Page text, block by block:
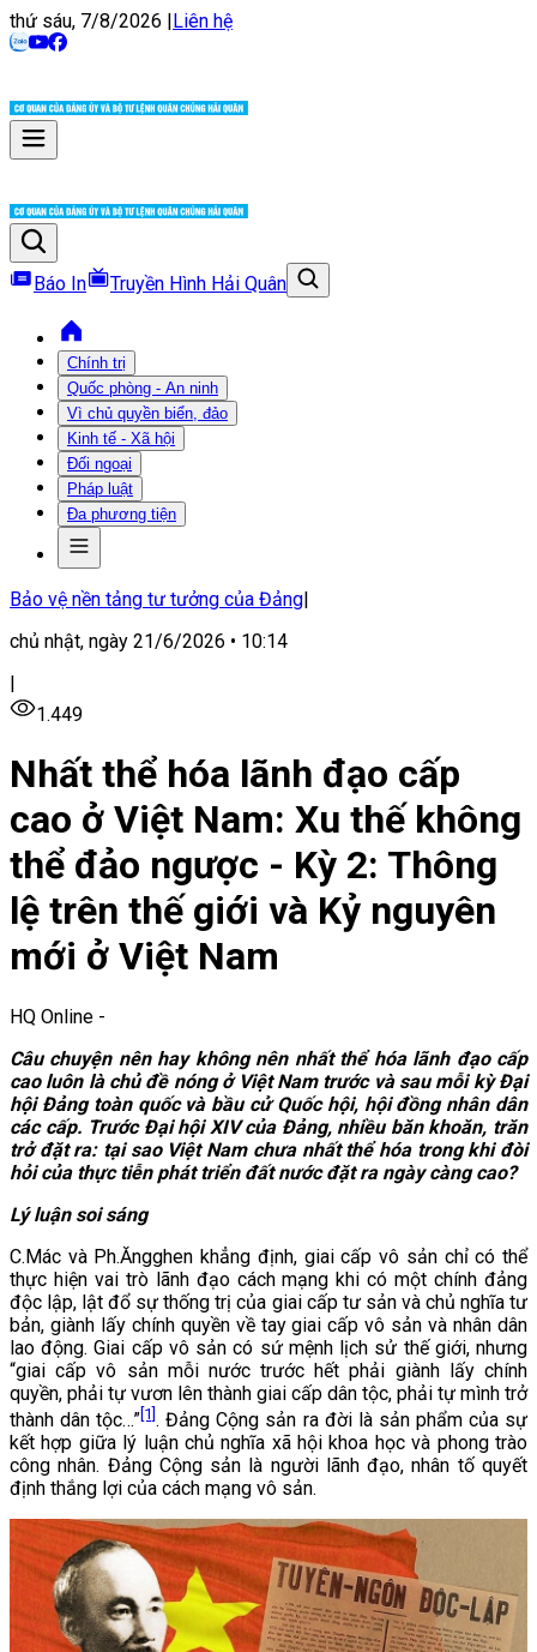
thứ sáu, 7/8/2026 |Liên hệ
Báo In Truyền Hình Hải Quân
Chính trị
Quốc phòng - An ninh
Vì chủ quyền biển, đảo
Kinh tế - Xã hội
Đối ngoại
Pháp luật
Đa phương tiện
Bảo vệ nền tảng tư tưởng của Đảng|
chủ nhật, ngày 21/6/2026 • 10:14
|
1.449
Nhất thể hóa lãnh đạo cấp
cao ở Việt Nam: Xu thế không
thể đảo ngược - Kỳ 2: Thông
lệ trên thế giới và Kỷ nguyên
mới ở Việt Nam
HQ Online -
Câu chuyện nên hay không nên nhất thể hóa lãnh đạo cấp
cao luôn là chủ đề nóng ở Việt Nam trước và sau mỗi kỳ Đại
hội Đảng toàn quốc và bầu cử Quốc hội, hội đồng nhân dân
các cấp. Trước Đại hội XIV của Đảng, nhiều băn khoăn, trăn
trở đặt ra: tại sao Việt Nam chưa nhất thể hóa trong khi đòi
hỏi của thực tiễn phát triển đất nước đặt ra ngày càng cao?
Lý luận soi sáng
C.Mác và Ph.Ăngghen khẳng định, giai cấp vô sản chỉ có thể
thực hiện vai trò lãnh đạo cách mạng khi có một chính đảng
độc lập, lật đổ sự thống trị của giai cấp tư sản và chủ nghĩa tư
bản, giành lấy chính quyền về tay giai cấp vô sản và nhân dân
lao động. Giai cấp vô sản có sứ mệnh lịch sử thế giới, nhưng
“giai cấp vô sản mỗi nước trước hết phải giành lấy chính
quyền, phải tự vươn lên thành giai cấp dân tộc, phải tự mình trở
thành dân tộc…” [1] . Đảng Cộng sản ra đời là sản phẩm của sự
kết hợp giữa lý luận chủ nghĩa xã hội khoa học và phong trào
công nhân. Đảng Cộng sản là người lãnh đạo, nhân tố quyết
định thắng lợi của cách mạng vô sản.